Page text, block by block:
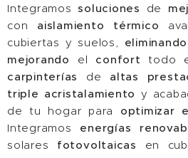
Integramossoluciones de
con aislamiento térmico
cubiertas y suelos, eliminando
mejorando el confort todo
carpinterías
de altas
triple acristalamiento y
de tu hogar para optimizar
Integramos energías
solares fotovoltaicas en